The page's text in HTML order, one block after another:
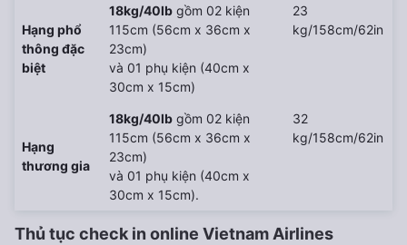
Hạng phổ
thông đặc
biệt
18kg/40lb gồm 02 kiện
115cm (56cm x 36cm x
23cm)
và 01 phụ kiện (40cm x
30cm x 15cm)
23
kg/158cm/62in
Hạng
thương gia
18kg/40lb gồm 02 kiện
115cm (56cm x 36cm x
23cm)
và 01 phụ kiện (40cm x
30cm x 15cm).
32
kg/158cm/62in
Thủ tục check in online Vietnam Airlines